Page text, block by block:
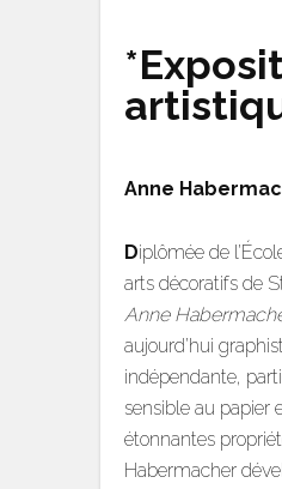
Anne
Diplômée de
arts décoratifs de
Anne
aujourd’hui
indépendante,
sensible au papier
étonnantes
Habermacher